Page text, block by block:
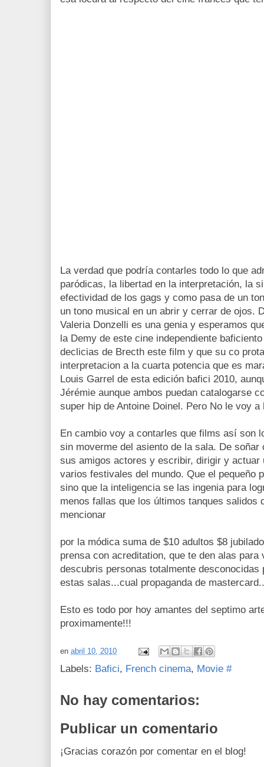
La verdad que podría contarles todo lo que
paródicas, la libertad en la interpretación, la
efectividad de los gags y como pasa de un
un tono musical en un abrir y cerrar de ojos.
Valeria Donzelli es una genia y esperamos
la Demy de este cine independiente
declicias de Brecth este film y que su co
interpretacion a la cuarta potencia que es
Louis Garrel de esta edición bafici 2010,
Jérémie aunque ambos puedan catalogarse
super hip de Antoine Doinel. Pero No le voy
En cambio voy a contarles que films así son
sin moverme del asiento de la sala. De soñar
sus amigos actores y escribir, dirigir y actuar
varios festivales del mundo. Que el pequeño
sino que la inteligencia se las ingenia para
menos fallas que los últimos tanques salidos
mencionar
por la módica suma de $10 adultos $8
prensa con acreditation, que te den alas para
descubris personas totalmente
estas salas...cual propaganda de
Esto es todo por hoy amantes del septimo
proximamente!!!
en abril 10, 2010
Labels: Bafici, French cinema, Movie #
No hay comentarios:
Publicar un comentario
¡Gracias corazón por comentar en el blog!